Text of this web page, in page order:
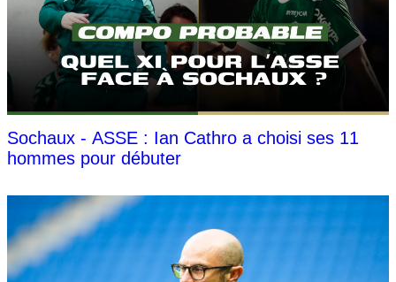
Sochaux - ASSE : Ian Cathro a choisi ses 11
hommes pour débuter